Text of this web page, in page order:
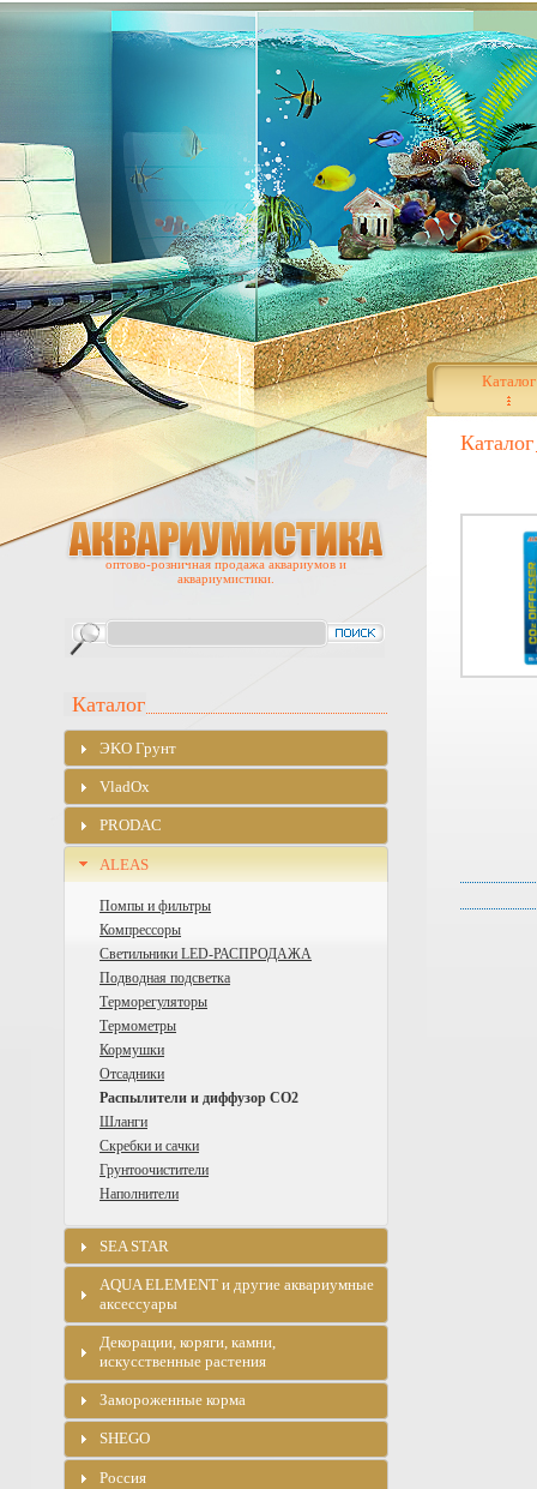
Каталог
Каталог
оптово-розничная продажа аквариумов и
аквариумистики.
Каталог
ЭKO Грунт
VladOx
PRODAC
ALEAS
Помпы и фильтры
Компрессоры
Cветильники LED-РАСПРОДАЖА
Подводная подсветка
Терморегуляторы
Термометры
Кормушки
Отсадники
Распылители и диффузор CO2
Шланги
Скребки и сачки
Грунтоочистители
Наполнители
SEA STAR
AQUA ELEMENT и другие аквариумные
аксессуары
Декорации, коряги, камни,
искусственные растения
Замороженные корма
SHEGO
Россия